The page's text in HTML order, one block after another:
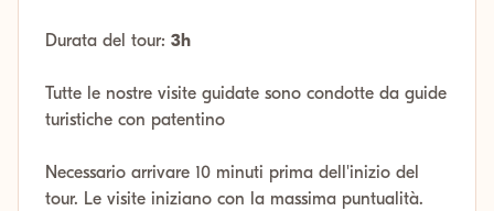
Durata del tour: 3h
Tutte le nostre visite guidate sono condotte da guide
turistiche con patentino
Necessario arrivare 10 minuti prima dell'inizio del
tour. Le visite iniziano con la massima puntualità.